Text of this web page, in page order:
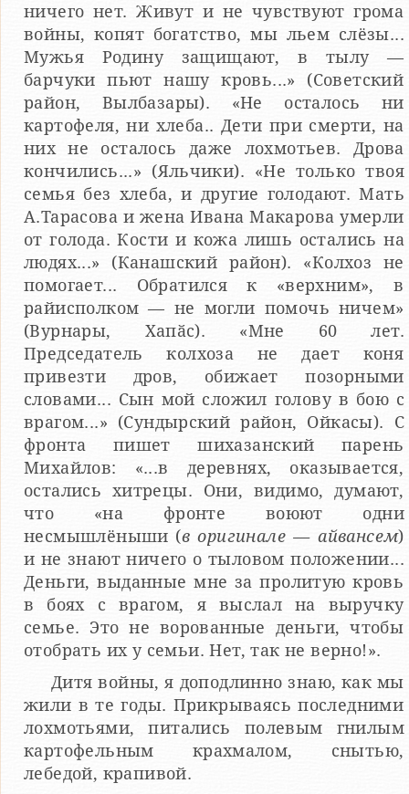
ничего нет. Живут и не чувствуют грома
войны, копят богатство, мы льем слёзы...
Мужья Родину защищают, в тылу —
барчуки пьют нашу кровь...» (Советский
район, Вылбазары). «Не осталось ни
картофеля, ни хлеба.. Дети при смерти, на
них не осталось даже лохмотьев. Дрова
кончились...» (Яльчики). «Не только твоя
семья без хлеба, и другие голодают. Мать
А.Тарасова и жена Ивана Макарова умерли
от голода. Кости и кожа лишь остались на
людях...» (Канашский район). «Колхоз не
помогает... Обратился к «верхним», в
райисполком — не могли помочь ничем»
(Вурнары, Хапӑс). «Мне 60 лет.
Председатель колхоза не дает коня
привезти дров, обижает позорными
словами... Сын мой сложил голову в бою с
врагом...» (Сундырский район, Ойкасы). С
фронта пишет шихазанский парень
Михайлов: «...в деревнях, оказывается,
остались хитрецы. Они, видимо, думают,
что «на фронте воюют одни
несмышлёныши (в оригинале — айвансем)
и не знают ничего о тыловом положении...
Деньги, выданные мне за пролитую кровь
в боях с врагом, я выслал на выручку
семье. Это не ворованные деньги, чтобы
отобрать их у семьи. Нет, так не верно!».
Дитя войны, я доподлинно знаю, как мы
жили в те годы. Прикрываясь последними
лохмотьями, питались полевым гнилым
картофельным крахмалом, снытью,
лебедой, крапивой.